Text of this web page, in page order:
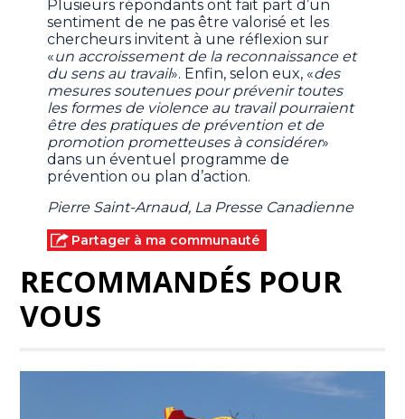
Plusieurs répondants ont fait part d’un
sentiment de ne pas être valorisé et les
chercheurs invitent à une réflexion sur
«un accroissement de la reconnaissance et
du sens au travail». Enfin, selon eux, «des
mesures soutenues pour prévenir toutes
les formes de violence au travail pourraient
être des pratiques de prévention et de
promotion prometteuses à considérer»
dans un éventuel programme de
prévention ou plan d’action.
Pierre Saint-Arnaud, La Presse Canadienne
Partager à ma communauté
RECOMMANDÉS POUR
VOUS